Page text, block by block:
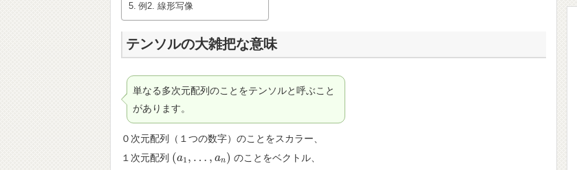
例2. 線形写像
テンソルの大雑把な意味
単なる多次元配列のことをテンソルと呼ぶこと
があります。
０次元配列（１つの数字）のことをスカラー、
１次元配列 (a1 , … , an)
(a1 ,… , a n )
のことをベクトル、